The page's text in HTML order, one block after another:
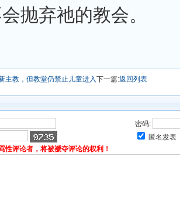
抛弃祂的教会。
主教，但教堂仍禁止儿童进入下一篇:返回列表
密码:
匿名发表
性评论者，将被褫夺评论的权利！